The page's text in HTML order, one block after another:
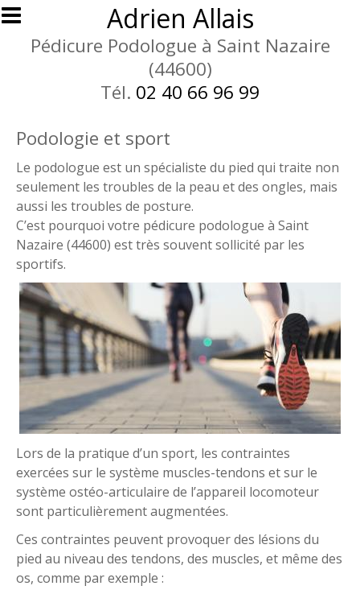
Aller au contenu principalAdrien Allais
Pédicure Podologue à Saint Nazaire
(44600)
Tél. 02 40 66 96 99
Podologie et sport
Le podologue est un spécialiste du pied qui traite non
seulement les troubles de la peau et des ongles, mais
aussi les troubles de posture.
C’est pourquoi votre pédicure podologue à Saint
Nazaire (44600) est très souvent sollicité par les
sportifs.
Lors de la pratique d’un sport, les contraintes
exercées sur le système muscles-tendons et sur le
système ostéo-articulaire de l’appareil locomoteur
sont particulièrement augmentées.
Ces contraintes peuvent provoquer des lésions du
pied au niveau des tendons, des muscles, et même des
os, comme par exemple :